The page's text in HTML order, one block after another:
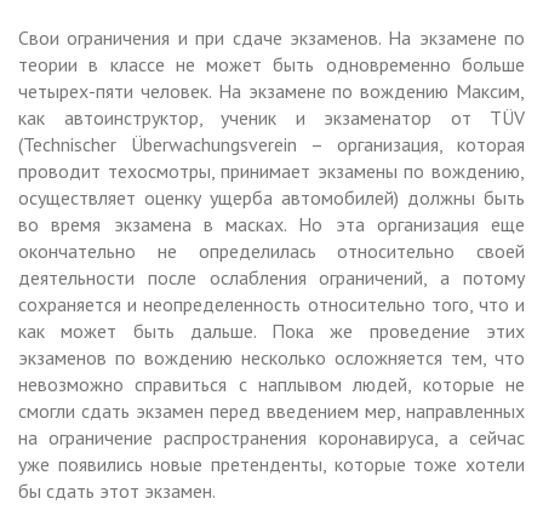
Свои ограничения и при сдаче экзаменов. На экзамене по
теории в классе не может быть одновременно больше
четырех-пяти человек. На экзамене по вождению Максим,
как автоинструктор, ученик и экзаменатор от TÜV
(Technischer Überwachungsverein – организация, которая
проводит техосмотры, принимает экзамены по вождению,
осуществляет оценку ущерба автомобилей) должны быть
во время экзамена в масках. Но эта организация еще
окончательно не определилась относительно своей
деятельности после ослабления ограничений, а потому
сохраняется и неопределенность относительно того, что и
как может быть дальше. Пока же проведение этих
экзаменов по вождению несколько осложняется тем, что
невозможно справиться с наплывом людей, которые не
смогли сдать экзамен перед введением мер, направленных
на ограничение распространения коронавируса, а сейчас
уже появились новые претенденты, которые тоже хотели
бы сдать этот экзамен.